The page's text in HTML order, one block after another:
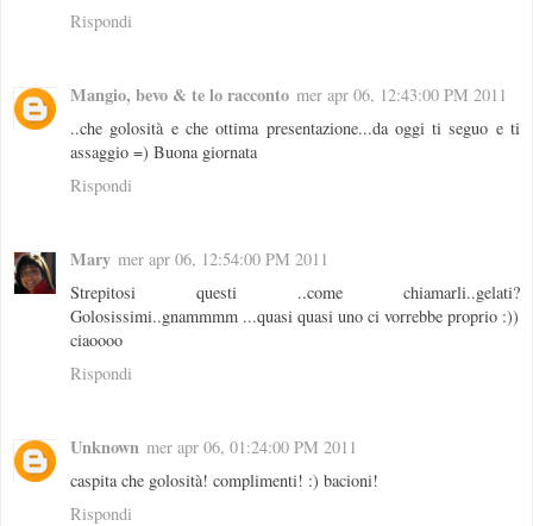
Rispondi
Mangio, bevo & te lo racconto mer apr 06, 12:43:00 PM 2011
..che golosità e che ottima presentazione...da oggi ti seguo e ti
assaggio =) Buona giornata
Rispondi
Mary mer apr 06, 12:54:00 PM 2011
Strepitosi questi ..come chiamarli..gelati?
Golosissimi..gnammmm ...quasi quasi uno ci vorrebbe proprio :))
ciaoooo
Rispondi
Unknown mer apr 06, 01:24:00 PM 2011
caspita che golosità! complimenti! :) bacioni!
Rispondi